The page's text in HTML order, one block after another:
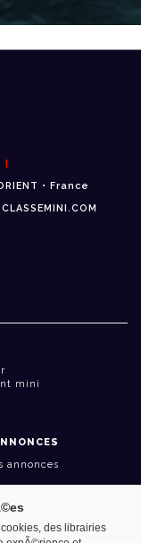
• France
mini
annonces
des librairies